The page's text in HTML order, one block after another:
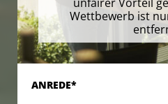
Wettbewerb ist
ANREDE*